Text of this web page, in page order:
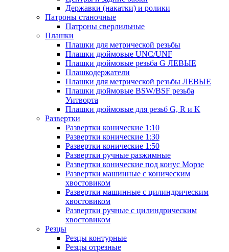
Державки (накатки) и ролики
Патроны станочные
Патроны сверлильные
Плашки
Плашки для метрической резьбы
Плашки дюймовые UNC/UNF
Плашки дюймовые резьба G ЛЕВЫЕ
Плашкодержатели
Плашки для метрической резьбы ЛЕВЫЕ
Плашки дюймовые BSW/BSF резьба
Уитворта
Плашки дюймовые для резьб G, R и K
Развертки
Развертки конические 1:10
Развертки конические 1:30
Развертки конические 1:50
Развертки ручные разжимные
Развертки конические под конус Морзе
Развертки машинные с коническим
хвостовиком
Развертки машинные с цилиндрическим
хвостовиком
Развертки ручные с цилиндрическим
хвостовиком
Резцы
Резцы контурные
Резцы отрезные